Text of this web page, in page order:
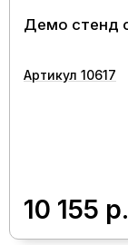
Демо стенд
Артикул 10617
10 155 р.